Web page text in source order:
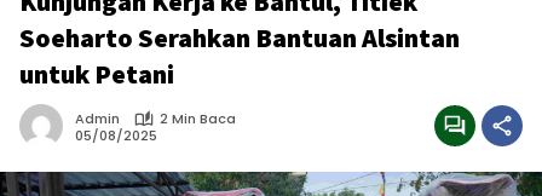
Soeharto Serahkan Bantuan Alsintan
untuk Petani
Admin
2 Min Baca
05/08/2025